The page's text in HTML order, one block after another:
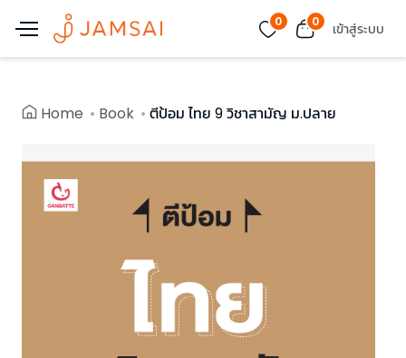
0 0 เข้าสู่ระบบ
Home Book ตีป้อม ไทย 9 วิชาสามัญ ม.ปลาย